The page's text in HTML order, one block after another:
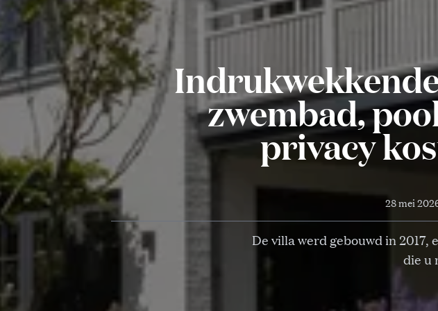
zwembad,
privacy
28 mei
De villa werd gebouwd in
die u